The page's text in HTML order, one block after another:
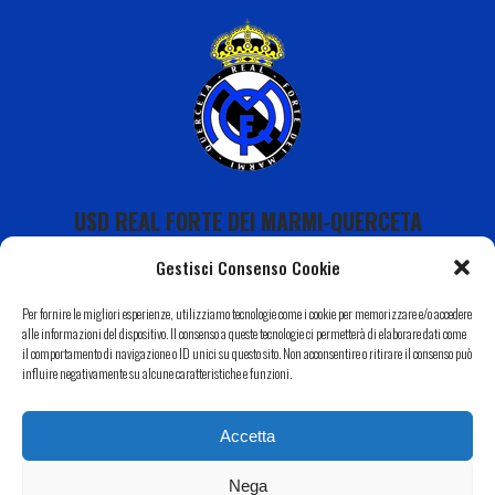
Gestisci Consenso Cookie
Per fornire le migliori esperienze, utilizziamo tecnologie come i cookie per memorizzare e/o accedere
alle informazioni del dispositivo. Il consenso a queste tecnologie ci permetterà di elaborare dati come
il comportamento di navigazione o ID unici su questo sito. Non acconsentire o ritirare il consenso può
influire negativamente su alcune caratteristiche e funzioni.
Accetta
Nega
USD REAL FORTE DEI MARMI-QUERCETA
Calendario
Il Nostro Territorio